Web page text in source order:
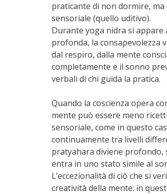
praticante di non dormire,
sensoriale (quello uditivo).
Durante yoga nidra si appare
profonda, la consapevolezza
dal respiro, dalla mente
completamente e il sonno
verbali di chi guida la pratica.
Quando la coscienza opera
mente può essere meno
sensoriale, come in questo
continuamente tra livelli
pratyahara diviene profondo,
entra in uno stato simile al
L’eccezionalità di ciò che si
creatività della mente: in